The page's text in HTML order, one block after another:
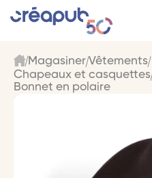
Magasiner Vêtements
Chapeaux et casquettes
Bonnet en polaire